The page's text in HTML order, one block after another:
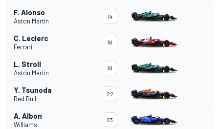
F. Alonso
Aston Martin
14
C. Leclerc
Ferrari
16
L. Stroll
Aston Martin
18
Y. Tsunoda
Red Bull
22
A. Albon
Williams
23